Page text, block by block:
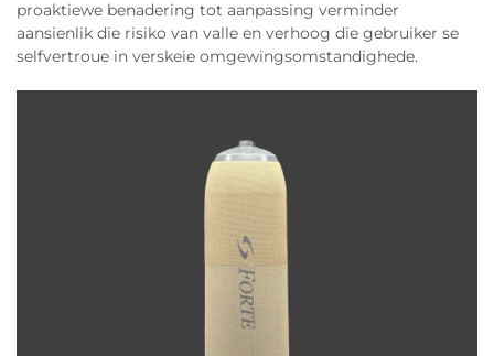
proaktiewe benadering tot aanpassing verminder
aansienlik die risiko van valle en verhoog die gebruiker se
selfvertroue in verskeie omgewingsomstandighede.